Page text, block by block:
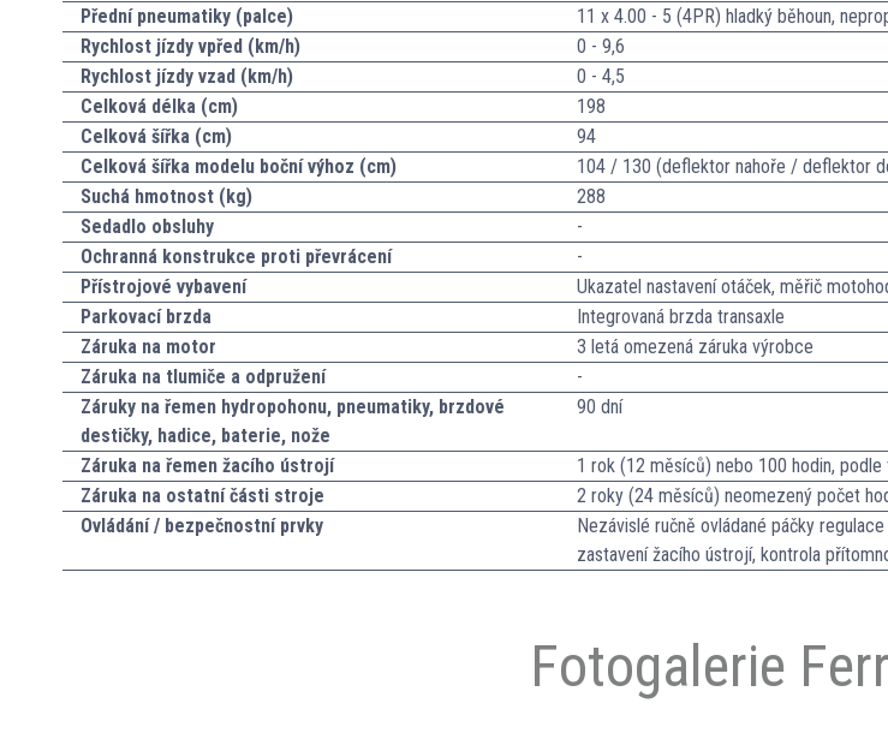
Přední pneumatiky (palce)
11 x 4.00 - 5 (4PR) hladký běhoun,
Rychlost jízdy vpřed (km/h)
0 - 9,6
Rychlost jízdy vzad (km/h)
0 - 4,5
Celková délka (cm)
198
Celková šířka (cm)
94
Celková šířka modelu boční výhoz (cm)
104 / 130 (deflektor nahoře / deflektor
Suchá hmotnost (kg)
288
Sedadlo obsluhy
-
Ochranná konstrukce proti převrácení
-
Přístrojové vybavení
Ukazatel nastavení otáček, měřič
Parkovací brzda
Integrovaná brzda transaxle
Záruka na motor
3 letá omezená záruka výrobce
Záruka na tlumiče a odpružení
-
Záruky na řemen hydropohonu, pneumatiky, brzdové
destičky, hadice, baterie, nože
90 dní
Záruka na řemen žacího ústrojí
1 rok (12 měsíců) nebo 100 hodin,
Záruka na ostatní části stroje
2 roky (24 měsíců) neomezený počet
Ovládání / bezpečnostní prvky
Nezávislé ručně ovládané páčky
zastavení žacího ústrojí, kontrola
Fotogalerie